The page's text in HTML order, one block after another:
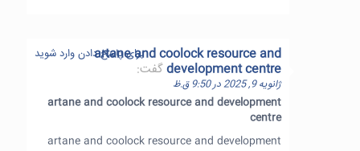
artane and coolock resource and
development centreگفت:
ژانویه 9, 2025 در 9:50 ق.ظ
artane and coolock resource and development
centre
artane and coolock resource and development
برای پاسخ دادن وارد شوید